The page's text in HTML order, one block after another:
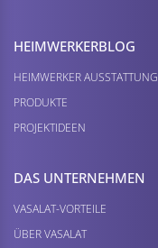
HEIMWERKER­BLOG
HEIMWERKER AUSSTATTUNG
PRODUKTE
PROJEKTIDEEN
DAS UNTERNEHMEN
VASALAT-VORTEILE
ÜBER VASALAT